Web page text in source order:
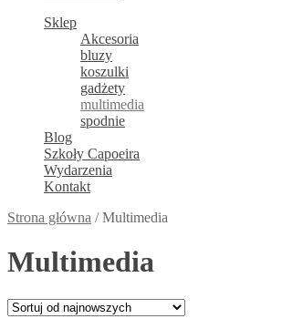
Sklep
Akcesoria
bluzy
koszulki
gadżety
multimedia
spodnie
Blog
Szkoły Capoeira
Wydarzenia
Kontakt
Strona główna /Multimedia
Multimedia